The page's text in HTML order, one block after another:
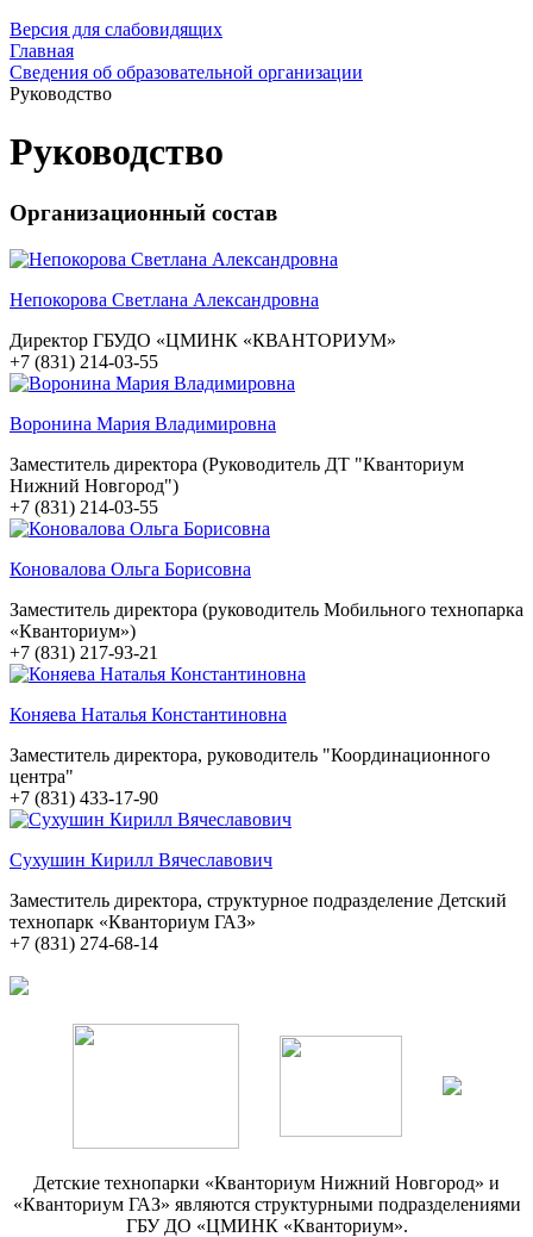
Версия для слабовидящих
Главная
Сведения об образовательной организации
Руководство
Руководство
Организационный состав
Непокорова Светлана Александровна
Директор ГБУДО «ЦМИНК «КВАНТОРИУМ»
+7 (831) 214-03-55
Воронина Мария Владимировна
Заместитель директора (Руководитель ДТ "Кванториум
Нижний Новгород")
+7 (831) 214-03-55
Коновалова Ольга Борисовна
Заместитель директора (руководитель Мобильного технопарка
«Кванториум»)
+7 (831) 217-93-21
Коняева Наталья Константиновна
Заместитель директора, руководитель "Координационного
центра"
+7 (831) 433-17-90
Сухушин Кирилл Вячеславович
Заместитель директора, структурное подразделение Детский
технопарк «Кванториум ГАЗ»
+7 (831) 274-68-14
Детские технопарки «Кванториум Нижний Новгород» и
«Кванториум ГАЗ» являются структурными подразделениями
ГБУ ДО «ЦМИНК «Кванториум».